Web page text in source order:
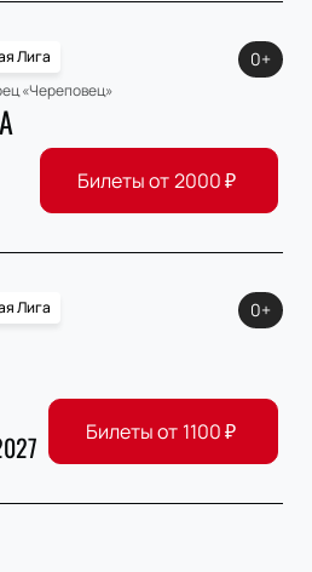
Лига
«Череповец»
0+
Билеты от2000₽
Лига
0+
Билеты от 1100₽